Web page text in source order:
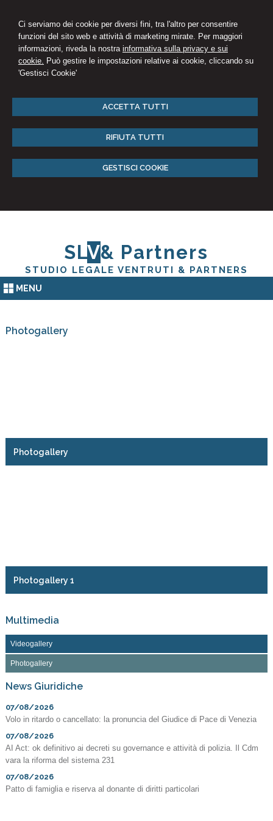
Ci serviamo dei cookie per diversi fini, tra l'altro per consentire
funzioni del sito web e attività di marketing mirate. Per maggiori
informazioni, riveda la nostra informativa sulla privacy e sui
cookie. Può gestire le impostazioni relative ai cookie, cliccando su
'Gestisci Cookie'
ACCETTA TUTTI
RIFIUTA TUTTI
GESTISCI COOKIE
SLV& Partners
STUDIO LEGALE VENTRUTI & PARTNERS
MENU
Photogallery
Photogallery
Photogallery 1
Multimedia
Videogallery
Photogallery
News Giuridiche
07/08/2026
Volo in ritardo o cancellato: la pronuncia del Giudice di Pace di Venezia
07/08/2026
AI Act: ok definitivo ai decreti su governance e attività di polizia. Il Cdm
vara la riforma del sistema 231
07/08/2026
Patto di famiglia e riserva al donante di diritti particolari